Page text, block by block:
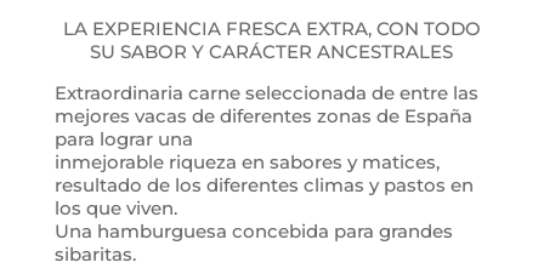
LA EXPERIENCIA FRESCA EXTRA, CON TODO
SU SABOR Y CARÁCTER ANCESTRALES
Extraordinaria carne seleccionada de entre las
mejores vacas de diferentes zonas de España
para lograr una
inmejorable riqueza en sabores y matices,
resultado de los diferentes climas y pastos en
los que viven.
Una hamburguesa concebida para grandes
sibaritas.